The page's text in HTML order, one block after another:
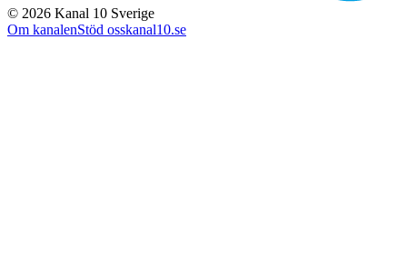
© 2026 Kanal 10 Sverige
Om kanalenStöd osskanal10.se